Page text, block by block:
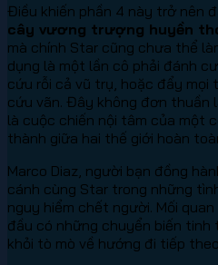
Điều khiến phần 4 này trở nên
cây vương trượng huyền
mà chính Star cũng chưa thể
dụng là một lần cô phải đánh
cứu rỗi cả vũ trụ, hoặc đẩy mọi
cứu vãn. Đây không đơn thuần
là cuộc chiến nội tâm của một
thành giữa hai thế giới hoàn
Marco Diaz, người bạn đồng
cánh cùng Star trong những
nguy hiểm chết người. Mối
đầu có những chuyển biến tinh
khỏi tò mò về hướng đi tiếp